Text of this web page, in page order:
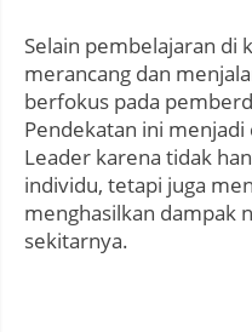
Selain pembelajaran di
merancang dan
berfokus pada
Pendekatan ini
Leader karena tidak
individu, tetapi juga
menghasilkan dampak
sekitarnya.